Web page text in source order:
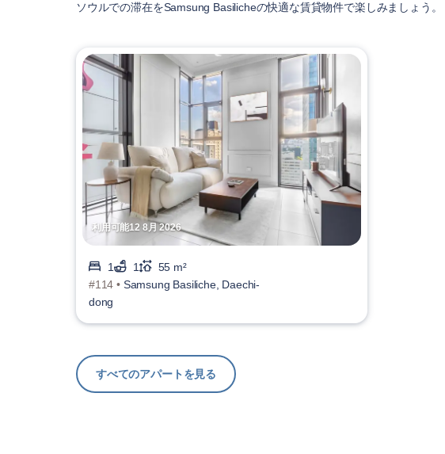
ソウルでの滞在をSamsung Basilicheの快適な賃貸物件で楽しみましょう。
利用可能12 8月 2026
1 1
55 m²
#114 • Samsung Basiliche, Daechi-
dong
すべてのアパートを見る